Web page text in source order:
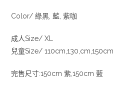
Color/ 綠黑, 藍, 紫咖
成人Size/ XL
兒童Size/ 110cm,130,cm,150cm
完售尺寸:150cm 紫,150cm 藍